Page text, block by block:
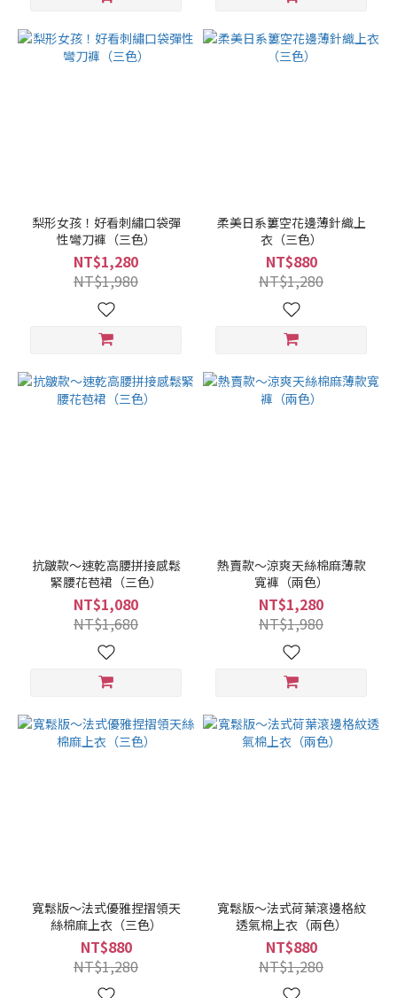
梨形女孩！好看刺繡口袋彈
性彎刀褲（三色）
NT$1,280
NT$1,980
柔美日系簍空花邊薄針織上
衣（三色）
NT$880
NT$1,280
抗皺款～速乾高腰拼接感鬆
緊腰花苞裙（三色）
NT$1,080
NT$1,680
熱賣款～涼爽天絲棉麻薄款
寬褲（兩色）
NT$1,280
NT$1,980
寬鬆版～法式優雅捏摺領天
絲棉麻上衣（三色）
NT$880
NT$1,280
寬鬆版～法式荷葉滾邊格紋
透氣棉上衣（兩色）
NT$880
NT$1,280